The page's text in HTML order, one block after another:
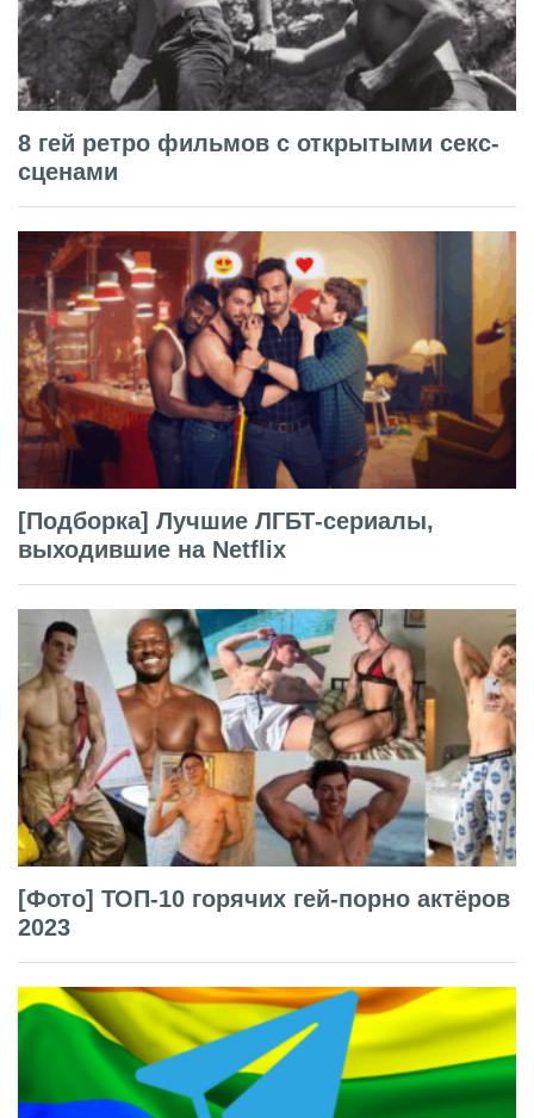
8 гей ретро фильмов с открытыми секс-
сценами
[Подборка] Лучшие ЛГБТ-сериалы,
выходившие на Netflix
[Фото] ТОП-10 горячих гей-порно актёров
2023